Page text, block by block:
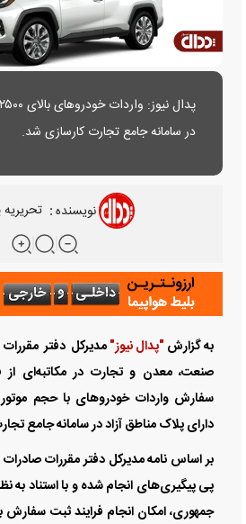
در سامانه جامع تجارت کارسازی شد.
نویسنده:
به گزارش"پدال نیوز"مدیرکل دفتر
صنعت، معدن و تجارت در مکاتبه‌ای
دارای پلاک مناطق آزاد در سامانه جامع
بر اساس نامه مدیرکل دفتر مقررات
پی پیگیری‌های انجام شده و با استناد
جمهوری، امکان انجام فرایند ثبت سفارش